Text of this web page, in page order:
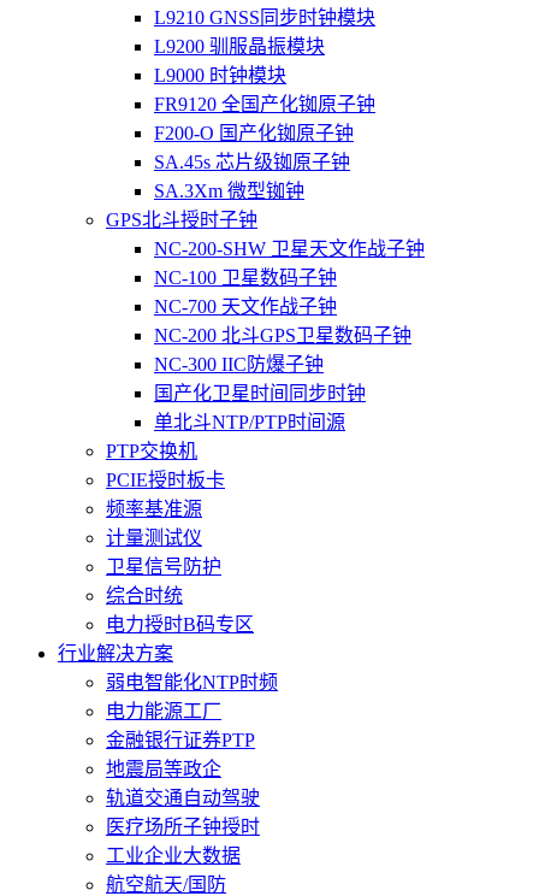
L9210 GNSS同步时钟模块
L9200 驯服晶振模块
L9000 时钟模块
FR9120 全国产化铷原子钟
F200-O 国产化铷原子钟
SA.45s 芯片级铷原子钟
SA.3Xm 微型铷钟
GPS北斗授时子钟
NC-200-SHW 卫星天文作战子钟
NC-100 卫星数码子钟
NC-700 天文作战子钟
NC-200 北斗GPS卫星数码子钟
NC-300 IIC防爆子钟
国产化卫星时间同步时钟
单北斗NTP/PTP时间源
PTP交换机
PCIE授时板卡
频率基准源
计量测试仪
卫星信号防护
综合时统
电力授时B码专区
行业解决方案
弱电智能化NTP时频
电力能源工厂
金融银行证券PTP
地震局等政企
轨道交通自动驾驶
医疗场所子钟授时
工业企业大数据
航空航天/国防